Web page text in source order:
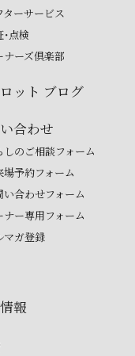
ターサービス
点検
ナーズ倶楽部
ット ブログ
合わせ
しのご相談フォーム
場予約フォーム
い合わせフォーム
ナー専用フォーム
マガ登録
報